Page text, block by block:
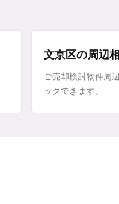
文京区の周辺
ご売却検討物件周
ックできます。